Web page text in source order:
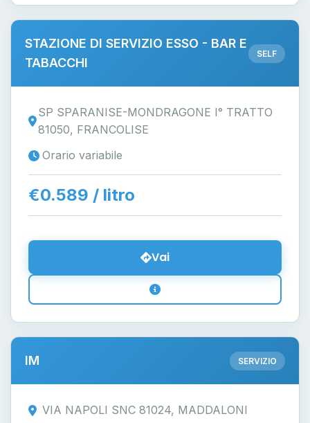
STAZIONE DI SERVIZIO ESSO - BAR E
TABACCHI
SELF
SP SPARANISE-MONDRAGONE I° TRATTO
81050, FRANCOLISE
Orario variabile
€0.589 / litro
Vai
IM SERVIZIO
VIA NAPOLI SNC 81024, MADDALONI